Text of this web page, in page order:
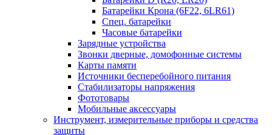
Батарейки Крона (6F22, 6LR61)
Спец. батарейки
Часовые батарейки
Зарядные устройства
Звонки дверные, домофонные системы
Карты памяти
Источники бесперебойного питания
Стабилизаторы напряжения
Фототовары
Мобильные аксессуары
Инструмент, измерительные приборы и средства
защиты